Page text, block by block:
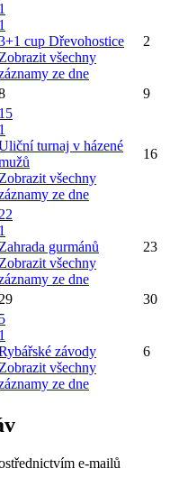
1
1
cup Dřevohostice
Zobrazit všechny
ze dne
2
9
15
1
turnaj v házené
Zobrazit všechny
ze dne
16
22
1
Zahrada gurmánů
Zobrazit všechny
ze dne
23
29 30
5
1
závody
Zobrazit všechny
ze dne
6
e-mailů